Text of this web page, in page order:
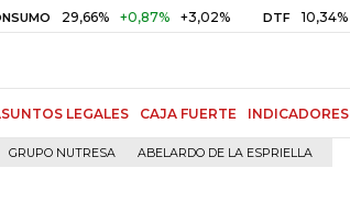
29,66% +0,87% +3,02% DTF 10,34% +0,10%
LEGALES CAJA FUERTE INDICADORES
GRUPO NUTRESA ABELARDO DE LA ESPRIELLA